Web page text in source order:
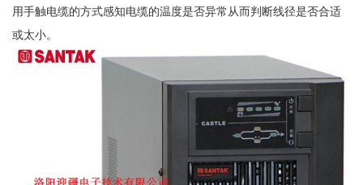
用手触电缆的方式感知电缆的温度是否异常从而判断线径是否合适
或太小。